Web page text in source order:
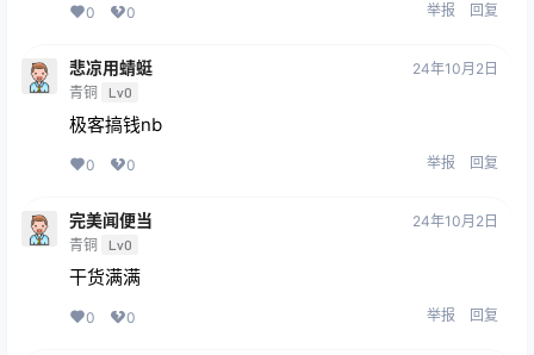
0 0 举报 回复
悲凉用蜻蜓
青铜 Lv0
24年10月2日
极客搞钱nb
0 0 举报 回复
完美闻便当
青铜 Lv0
24年10月2日
干货满满
0 0 举报 回复